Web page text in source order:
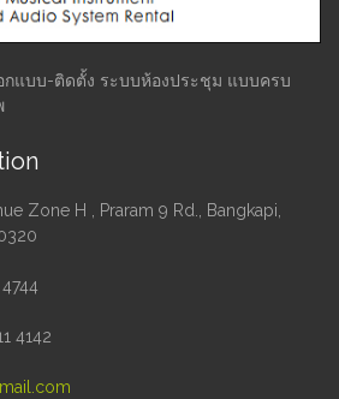
กแบบ-ติดตั้ง ระบบห้องประชุม แบบครบ
Zone H , Praram 9 Rd., Bangkapi,
4142